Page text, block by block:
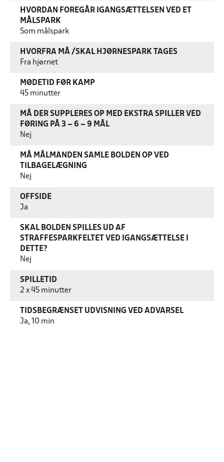
HVORDAN FOREGÅR IGANGSÆTTELSEN VED ET
MÅLSPARK
Som målspark
HVORFRA MÅ /SKAL HJØRNESPARK TAGES
Fra hjørnet
MØDETID FØR KAMP
45 minutter
MÅ DER SUPPLERES OP MED EKSTRA SPILLER VED
FØRING PÅ 3 – 6 – 9 MÅL
Nej
MÅ MÅLMANDEN SAMLE BOLDEN OP VED
TILBAGELÆGNING
Nej
OFFSIDE
Ja
SKAL BOLDEN SPILLES UD AF
STRAFFESPARKFELTET VED IGANGSÆTTELSE I
DETTE?
Nej
SPILLETID
2 x 45 minutter
TIDSBEGRÆNSET UDVISNING VED ADVARSEL
Ja, 10 min